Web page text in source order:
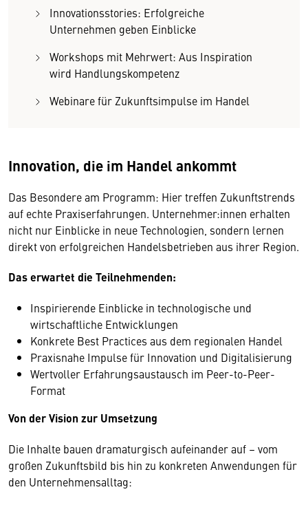
Innovationsstories: Erfolgreiche
Unternehmen geben Einblicke
Workshops mit Mehrwert: Aus Inspiration
wird Handlungskompetenz
Webinare für Zukunftsimpulse im Handel
Innovation, die im Handel ankommt
Das Besondere am Programm: Hier treffen Zukunftstrends
auf echte Praxiserfahrungen. Unternehmer:innen erhalten
nicht nur Einblicke in neue Technologien, sondern lernen
direkt von erfolgreichen Handelsbetrieben aus ihrer Region.
Das erwartet die Teilnehmenden:
Inspirierende Einblicke in technologische und
wirtschaftliche Entwicklungen
Konkrete Best Practices aus dem regionalen Handel
Praxisnahe Impulse für Innovation und Digitalisierung
Wertvoller Erfahrungsaustausch im Peer-to-Peer-
Format
Von der Vision zur Umsetzung
Die Inhalte bauen dramaturgisch aufeinander auf – vom
großen Zukunftsbild bis hin zu konkreten Anwendungen für
den Unternehmensalltag: